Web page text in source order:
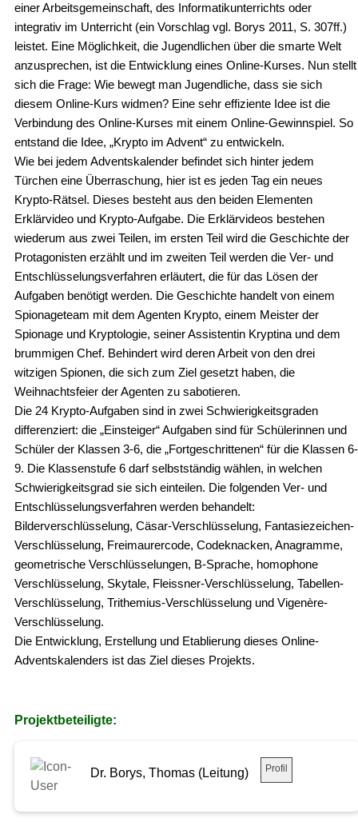
einer Arbeitsgemeinschaft, des Informatikunterrichts oder
integrativ im Unterricht (ein Vorschlag vgl. Borys 2011, S. 307ff.)
leistet. Eine Möglichkeit, die Jugendlichen über die smarte Welt
anzusprechen, ist die Entwicklung eines Online-Kurses. Nun stellt
sich die Frage: Wie bewegt man Jugendliche, dass sie sich
diesem Online-Kurs widmen? Eine sehr effiziente Idee ist die
Verbindung des Online-Kurses mit einem Online-Gewinnspiel. So
entstand die Idee, „Krypto im Advent“ zu entwickeln.
Wie bei jedem Adventskalender befindet sich hinter jedem
Türchen eine Überraschung, hier ist es jeden Tag ein neues
Krypto-Rätsel. Dieses besteht aus den beiden Elementen
Erklärvideo und Krypto-Aufgabe. Die Erklärvideos bestehen
wiederum aus zwei Teilen, im ersten Teil wird die Geschichte der
Protagonisten erzählt und im zweiten Teil werden die Ver- und
Entschlüsselungsverfahren erläutert, die für das Lösen der
Aufgaben benötigt werden. Die Geschichte handelt von einem
Spionageteam mit dem Agenten Krypto, einem Meister der
Spionage und Kryptologie, seiner Assistentin Kryptina und dem
brummigen Chef. Behindert wird deren Arbeit von den drei
witzigen Spionen, die sich zum Ziel gesetzt haben, die
Weihnachtsfeier der Agenten zu sabotieren.
Die 24 Krypto-Aufgaben sind in zwei Schwierigkeitsgraden
differenziert: die „Einsteiger“ Aufgaben sind für Schülerinnen und
Schüler der Klassen 3-6, die „Fortgeschrittenen“ für die Klassen 6-
9. Die Klassenstufe 6 darf selbstständig wählen, in welchen
Schwierigkeitsgrad sie sich einteilen. Die folgenden Ver- und
Entschlüsselungsverfahren werden behandelt:
Bilderverschlüsselung, Cäsar-Verschlüsselung, Fantasiezeichen-
Verschlüsselung, Freimaurercode, Codeknacken, Anagramme,
geometrische Verschlüsselungen, B-Sprache, homophone
Verschlüsselung, Skytale, Fleissner-Verschlüsselung, Tabellen-
Verschlüsselung, Trithemius-Verschlüsselung und Vigenère-
Verschlüsselung.
Die Entwicklung, Erstellung und Etablierung dieses Online-
Adventskalenders ist das Ziel dieses Projekts.
Projektbeteiligte:
Dr. Borys, Thomas (Leitung) Profil